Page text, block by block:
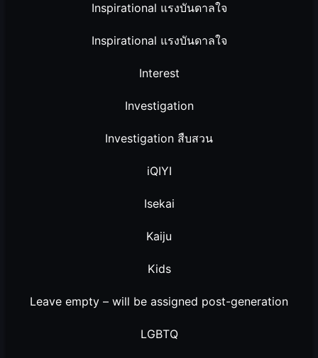
Inspirational แรงบันดาลใจ
Inspirational แรงบันดาลใจ
Interest
Investigation
Investigation สืบสวน
iQIYI
Isekai
Kaiju
Kids
Leave empty – will be assigned post-generation
LGBTQ